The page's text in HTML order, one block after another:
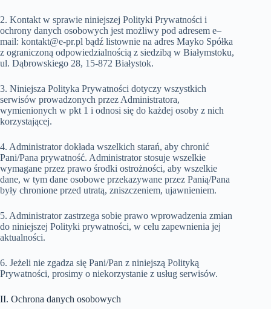
2. Kontakt w sprawie niniejszej Polityki Prywatności i
ochrony danych osobowych jest możliwy pod adresem e–
mail: kontakt@e-pr.pl bądź listownie na adres Mayko Spółka
z ograniczoną odpowiedzialnością z siedzibą w Białymstoku,
ul. Dąbrowskiego 28, 15-872 Białystok.
3. Niniejsza Polityka Prywatności dotyczy wszystkich
serwisów prowadzonych przez Administratora,
wymienionych w pkt 1 i odnosi się do każdej osoby z nich
korzystającej.
4. Administrator dokłada wszelkich starań, aby chronić
Pani/Pana prywatność. Administrator stosuje wszelkie
wymagane przez prawo środki ostrożności, aby wszelkie
dane, w tym dane osobowe przekazywane przez Panią/Pana
były chronione przed utratą, zniszczeniem, ujawnieniem.
5. Administrator zastrzega sobie prawo wprowadzenia zmian
do niniejszej Polityki prywatności, w celu zapewnienia jej
aktualności.
6. Jeżeli nie zgadza się Pani/Pan z niniejszą Polityką
Prywatności, prosimy o niekorzystanie z usług serwisów.
II. Ochrona danych osobowych